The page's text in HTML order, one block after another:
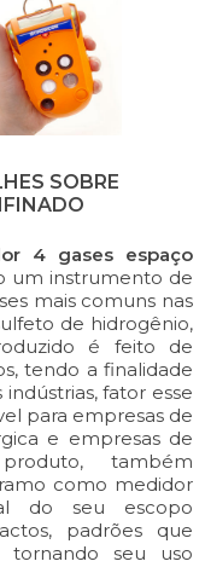
SOBRE
4 gases espaço
um instrumento de
mais comuns nas
de hidrogênio,
é feito de
tendo a finalidade
fator esse
para empresas de
e empresas de
também
como medidor
do seu escopo
padrões que
tornando seu uso